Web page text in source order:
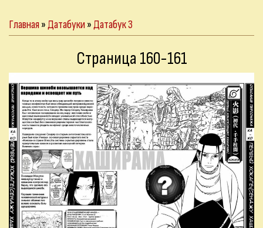
Главная»Датабуки»Датабук 3
Страница 160-161